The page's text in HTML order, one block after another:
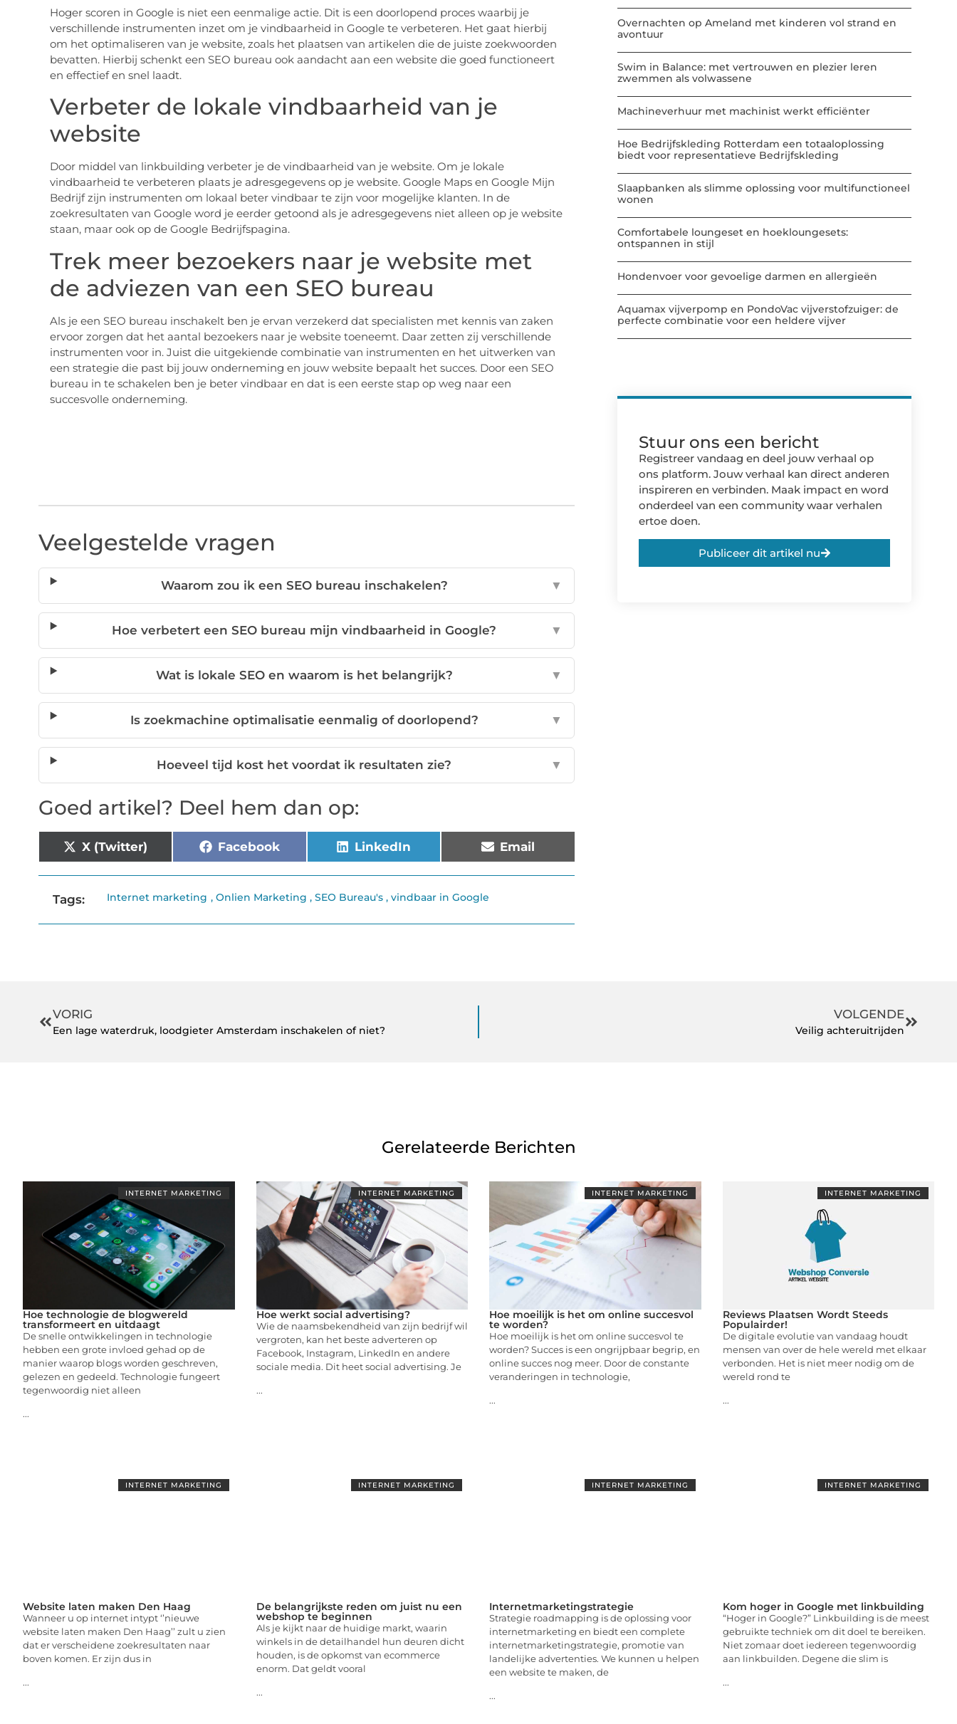
Hoger scoren in Google is niet een eenmalige actie. Dit is een doorlopend proces waarbij je
verschillende instrumenten inzet om je vindbaarheid in Google te verbeteren. Het gaat hierbij
om het optimaliseren van je website, zoals het plaatsen van artikelen die de juiste zoekwoorden
bevatten. Hierbij schenkt een SEO bureau ook aandacht aan een website die goed functioneert
en effectief en snel laadt.
Verbeter de lokale vindbaarheid van je
website
Door middel van linkbuilding verbeter je de vindbaarheid van je website. Om je lokale
vindbaarheid te verbeteren plaats je adresgegevens op je website. Google Maps en Google Mijn
Bedrijf zijn instrumenten om lokaal beter vindbaar te zijn voor mogelijke klanten. In de
zoekresultaten van Google word je eerder getoond als je adresgegevens niet alleen op je website
staan, maar ook op de Google Bedrijfspagina.
Trek meer bezoekers naar je website met
de adviezen van een SEO bureau
Als je een SEO bureau inschakelt ben je ervan verzekerd dat specialisten met kennis van zaken
ervoor zorgen dat het aantal bezoekers naar je website toeneemt. Daar zetten zij verschillende
instrumenten voor in. Juist die uitgekiende combinatie van instrumenten en het uitwerken van
een strategie die past bij jouw onderneming en jouw website bepaalt het succes. Door een SEO
bureau in te schakelen ben je beter vindbaar en dat is een eerste stap op weg naar een
succesvolle onderneming.
Veelgestelde vragen
Waarom zou ik een SEO bureau inschakelen? ▼
Hoe verbetert een SEO bureau mijn vindbaarheid in Google? ▼
Wat is lokale SEO en waarom is het belangrijk? ▼
Is zoekmachine optimalisatie eenmalig of doorlopend? ▼
Hoeveel tijd kost het voordat ik resultaten zie? ▼
Goed artikel? Deel hem dan op:
X (Twitter) Facebook LinkedIn Email
Tags: Internet marketing ,Onlien Marketing ,SEO Bureau's ,vindbaar in Google
Overnachten op Ameland met kinderen vol strand en
avontuur
Swim in Balance: met vertrouwen en plezier leren
zwemmen als volwassene
Machineverhuur met machinist werkt efficiënter
Hoe Bedrijfskleding Rotterdam een totaaloplossing
biedt voor representatieve Bedrijfskleding
Slaapbanken als slimme oplossing voor multifunctioneel
wonen
Comfortabele loungeset en hoekloungesets:
ontspannen in stijl
Hondenvoer voor gevoelige darmen en allergieën
Aquamax vijverpomp en PondoVac vijverstofzuiger: de
perfecte combinatie voor een heldere vijver
Stuur ons een bericht
Registreer vandaag en deel jouw verhaal op
ons platform. Jouw verhaal kan direct anderen
inspireren en verbinden. Maak impact en word
onderdeel van een community waar verhalen
ertoe doen.
Publiceer dit artikel nu
VORIG
Een lage waterdruk, loodgieter Amsterdam inschakelen of niet?
VOLGENDE
Veilig achteruitrijden
Gerelateerde Berichten
INTERNET MARKETING
Hoe technologie de blogwereld
transformeert en uitdaagt
De snelle ontwikkelingen in technologie
hebben een grote invloed gehad op de
manier waarop blogs worden geschreven,
gelezen en gedeeld. Technologie fungeert
tegenwoordig niet alleen
...
INTERNET MARKETING
Hoe werkt social advertising?
Wie de naamsbekendheid van zijn bedrijf wil
vergroten, kan het beste adverteren op
Facebook, Instagram, LinkedIn en andere
sociale media. Dit heet social advertising. Je
...
INTERNET MARKETING
Hoe moeilijk is het om online succesvol
te worden?
Hoe moeilijk is het om online succesvol te
worden? Succes is een ongrijpbaar begrip, en
online succes nog meer. Door de constante
veranderingen in technologie,
...
INTERNET MARKETING
Reviews Plaatsen Wordt Steeds
Populairder!
De digitale evolutie van vandaag houdt
mensen van over de hele wereld met elkaar
verbonden. Het is niet meer nodig om de
wereld rond te
...
INTERNET MARKETING
Website laten maken Den Haag
Wanneer u op internet intypt ‘’nieuwe
website laten maken Den Haag’’ zult u zien
dat er verscheidene zoekresultaten naar
boven komen. Er zijn dus in
...
INTERNET MARKETING
De belangrijkste reden om juist nu een
webshop te beginnen
Als je kijkt naar de huidige markt, waarin
winkels in de detailhandel hun deuren dicht
houden, is de opkomst van ecommerce
enorm. Dat geldt vooral
...
INTERNET MARKETING
Internetmarketingstrategie
Strategie roadmapping is de oplossing voor
internetmarketing en biedt een complete
internetmarketingstrategie, promotie van
landelijke advertenties. We kunnen u helpen
een website te maken, de
...
INTERNET MARKETING
Kom hoger in Google met linkbuilding
“Hoger in Google?” Linkbuilding is de meest
gebruikte techniek om dit doel te bereiken.
Niet zomaar doet iedereen tegenwoordig
aan linkbuilden. Degene die slim is
...